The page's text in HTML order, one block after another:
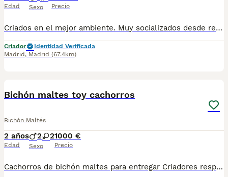
Edad Sexo Precio
Criados en el mejor ambiente. Muy socializados desde recien nacidos Con todo en regla. Se entregan con todo el protocolo sanitario al día, cartilla, vacunas pertinentes a la edad, desparasitaciones internas y externas, contrato y garantías. Puede conocernos en altodelpago.es o en instagram @altodelpago Tlf y whastapp 679 67 30 10 Instalaciones en plena naturaleza. visitanos cualquier dia del año
Criador
Identidad Verificada
Madrid , Madrid (67.4km)
Bichón maltes toy cachorros
Bichón Maltés
2 años
Edad
2 2
Sexo
1000 €
Precio
Cachorros de bichón maltes para entregar Criadores responsables de la raza Criados en el mejor ambiente natural. 12000 m2 en plena naturaleza. altodelpago.es @altodelpago tlf 679 67 30 10 Contacta con nosotros para obtener una información más detallada y saber disponibilidad de nuestros ejemplares. pedimos seriedad